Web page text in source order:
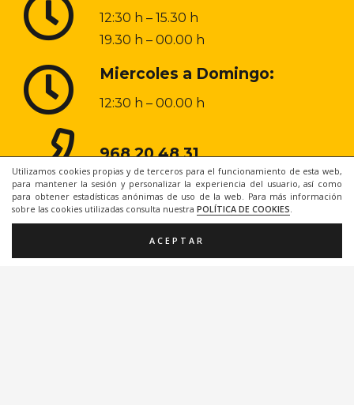
Utilizamos cookies propias y de terceros para el funcionamiento de esta web,
para mantener la sesión y personalizar la experiencia del usuario, así como
para obtener estadísticas anónimas de uso de la web. Para más información
sobre las cookies utilizadas consulta nuestra POLÍTICA DE COOKIES.
ACEPTAR
12:30 h – 15.30 h
19.30 h – 00.00 h
Miercoles a Domingo:
12:30 h – 00.00 h
968 20 48 31